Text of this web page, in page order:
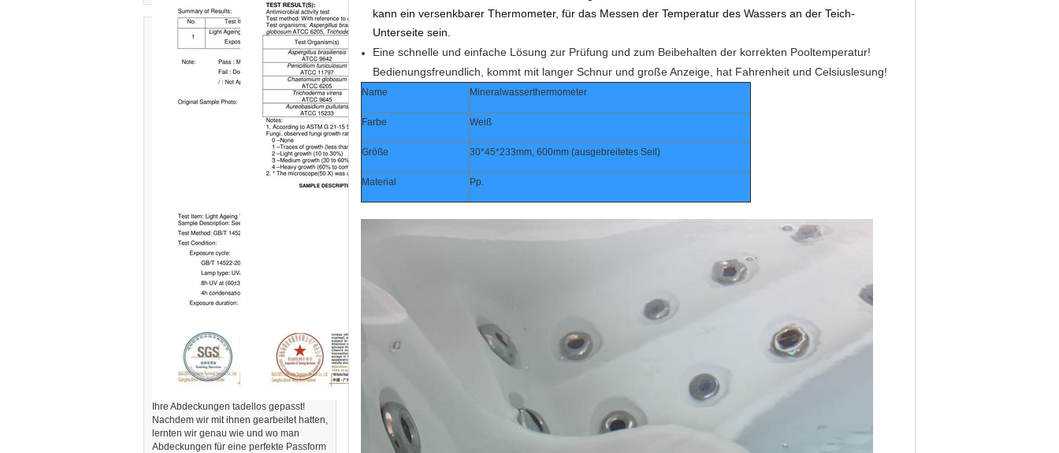
Ihre Abdeckungen tadellos gepasst!
Nachdem wir mit ihnen gearbeitet hatten,
lernten wir genau wie und wo man
Abdeckungen für eine perfekte Passform
kann ein versenkbarer Thermometer, für das Messen der Temperatur des Wassers an der Teich-
Unterseite sein.
Eine schnelle und einfache Lösung zur Prüfung und zum Beibehalten der korrekten Pooltemperatur!
Bedienungsfreundlich, kommt mit langer Schnur und große Anzeige, hat Fahrenheit und Celsiuslesung!
Name Mineralwasserthermometer
Farbe Weiß
Größe 30*45*233mm, 600mm (ausgebreitetes Seil)
Material Pp.